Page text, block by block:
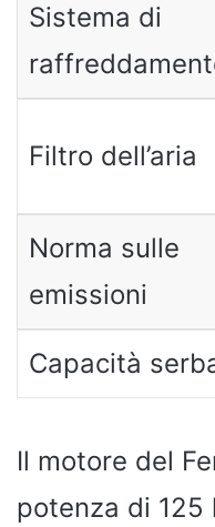
Sistema di
Filtro dell’aria
Norma sulle
emissioni
Capacità
Il motore del
potenza di 125